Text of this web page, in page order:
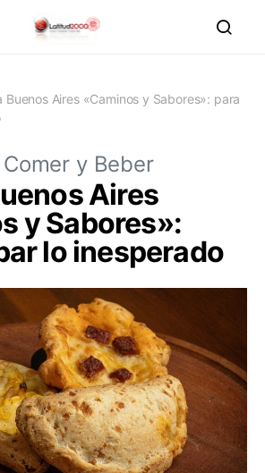
Buenos Aires «Caminos y Sabores»: para
Comer y Beber
Aires
y Sabores»:
lo inesperado